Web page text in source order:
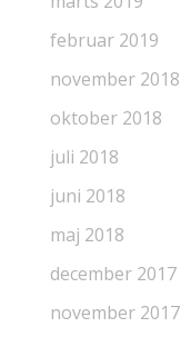
februar 2019
november 2018
oktober 2018
juli 2018
juni 2018
maj 2018
december 2017
november 2017